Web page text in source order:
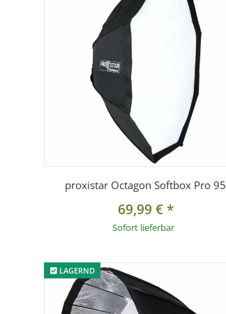
proxistar Octagon Softbox Pro 95
69,99 €*
Sofort lieferbar
LAGERND